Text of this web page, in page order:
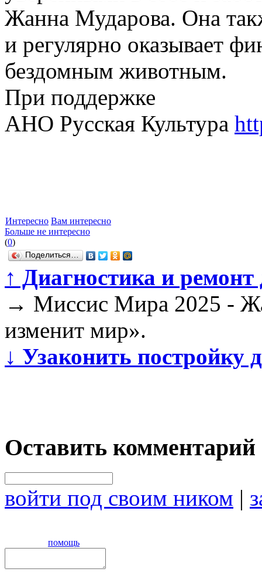
Жанна Мударова. Она
и регулярно оказывает
бездомным животным.
При поддержке
АНО Русская Культура
Интересно Вам интересно
Больше не интересно
(0)
Поделиться…
↑ Диагностика и ремонт
→ Миссис Мира 2025 -
изменит мир».
↓ Узаконить постройку
Оставить комментарий
войти под своим ником |
помощь